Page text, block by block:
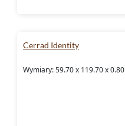
Cerrad Identity
Wymiary: 59.70 x 119.70 x 0.80